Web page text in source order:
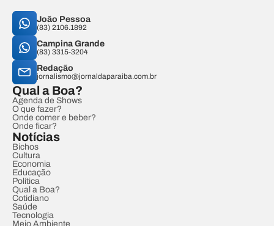
João Pessoa
(83) 2106.1892
Campina Grande
(83) 3315-3204
Redação
jornalismo@jornaldaparaiba.com.br
Qual a Boa?
Agenda de Shows
O que fazer?
Onde comer e beber?
Onde ficar?
Notícias
Bichos
Cultura
Economia
Educação
Política
Qual a Boa?
Cotidiano
Saúde
Tecnologia
Meio Ambiente